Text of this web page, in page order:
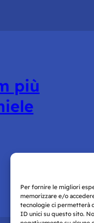
Per fornire le migliori
memorizzare e/o
tecnologie ci permetterà
ID unici su questo sito.
più